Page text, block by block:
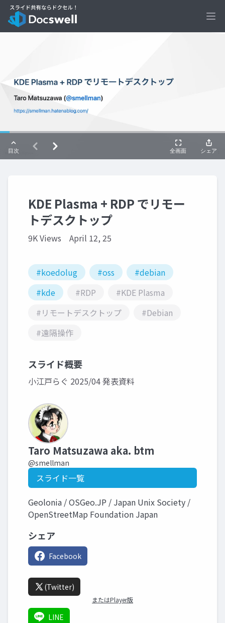
KDE Plasma + RDP でリモー
トデスクトップ
9K Views April 12, 25
#koedolug #oss
#debian
#kde
#RDP
#KDE Plasma
#リモートデスクトップ
#Debian
#遠隔操作
スライド概要
小江戸らぐ 2025/04 発表資料
Taro Matsuzawa aka. btm
@smellman
スライド一覧
Geolonia / OSGeo.JP / Japan Unix Society /
OpenStreetMap Foundation Japan
シェア
Facebook
(Twitter)
またはPlayer版
LINE